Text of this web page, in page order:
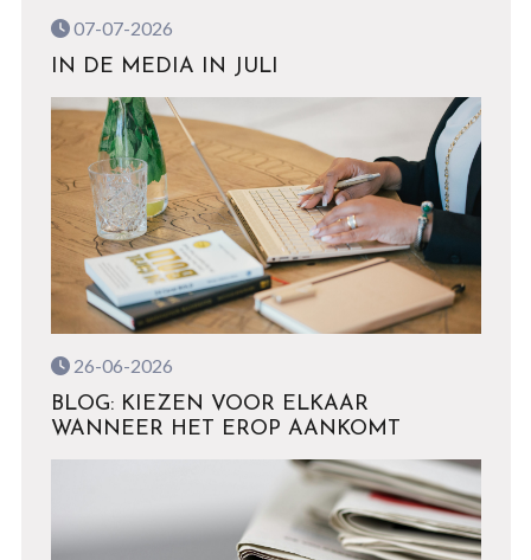
07-07-2026
IN DE MEDIA IN JULI
26-06-2026
BLOG: KIEZEN VOOR ELKAAR
WANNEER HET EROP AANKOMT